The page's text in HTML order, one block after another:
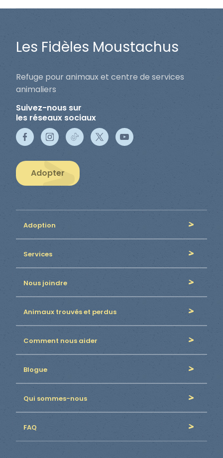
Les Fidèles Moustachus
Refuge pour animaux et centre de services
animaliers
Suivez-nous sur
les réseaux sociaux
Adopter
Adoption
Services
Nous joindre
Animaux trouvés et perdus
Comment nous aider
Blogue
Qui sommes-nous
FAQ